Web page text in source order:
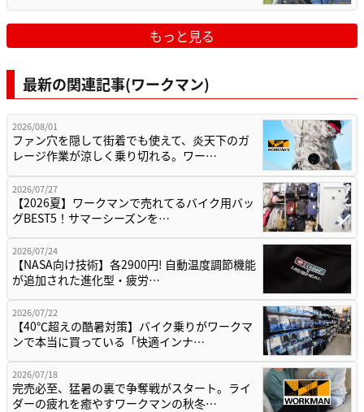
もっと見る
最新の関連記事(ワークマン)
2026/08/01
ファン穴を隠して街着でも使えて、炎天下のガ
レージ作業が涼しく乗り切れる。ワー…
2026/07/27
【2026夏】ワークマンで売れてるバイク用バッ
グBEST5！サマーシーズンを…
2026/07/24
【NASA向け技術】各2900円! 自動温度調節機能
が追加された進化型・疲労…
2026/07/22
【40℃超えの酷暑対策】バイク乗りがワークマ
ンで本当に買っている「快適インナ…
2026/07/18
完売必至、猛暑の裏で争奪戦がスタート。ライ
ダーの疲れを癒やすワークマンの秋冬…